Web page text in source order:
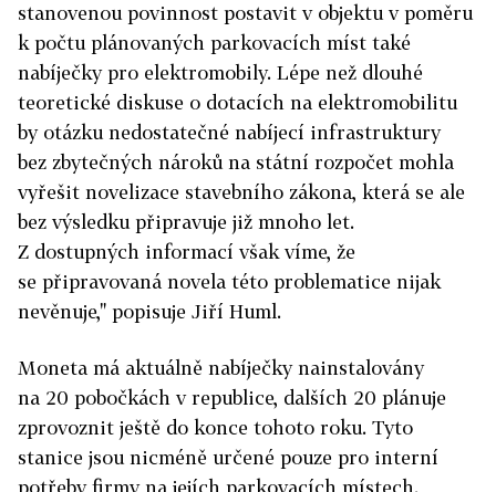
stanovenou povinnost postavit v objektu v poměru
k počtu plánovaných parkovacích míst také
nabíječky pro elektromobily. Lépe než dlouhé
teoretické diskuse o dotacích na elektromobilitu
by otázku nedostatečné nabíjecí infrastruktury
bez zbytečných nároků na státní rozpočet mohla
vyřešit novelizace stavebního zákona, která se ale
bez výsledku připravuje již mnoho let.
Z dostupných informací však víme, že
se připravovaná novela této problematice nijak
nevěnuje," popisuje Jiří Huml.
Moneta má aktuálně nabíječky nainstalovány
na 20 pobočkách v republice, dalších 20 plánuje
zprovoznit ještě do konce tohoto roku. Tyto
stanice jsou nicméně určené pouze pro interní
potřeby firmy na jejích parkovacích místech.